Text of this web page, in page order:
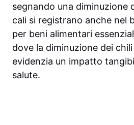
segnando una diminuzione
cali si registrano anche nel
per beni alimentari
dove la diminuzione dei
evidenzia un impatto
salute.